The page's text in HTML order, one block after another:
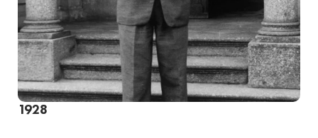
1928